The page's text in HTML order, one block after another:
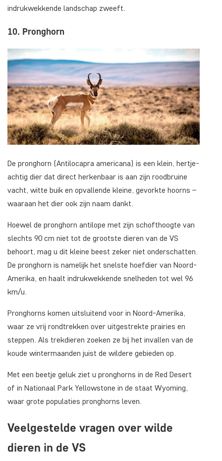
indrukwekkende landschap zweeft.
10. Pronghorn
De pronghorn (Antilocapra americana) is een klein, hertje-
achtig dier dat direct herkenbaar is aan zijn roodbruine
vacht, witte buik en opvallende kleine, gevorkte hoorns –
waaraan het dier ook zijn naam dankt.
Hoewel de pronghorn antilope met zijn schofthoogte van
slechts 90 cm niet tot de grootste dieren van de VS
behoort, mag u dit kleine beest zeker niet onderschatten.
De pronghorn is namelijk het snelste hoefdier van Noord-
Amerika, en haalt indrukwekkende snelheden tot wel 96
km/u.
Pronghorns komen uitsluitend voor in Noord-Amerika,
waar ze vrij rondtrekken over uitgestrekte prairies en
steppen. Als trekdieren zoeken ze bij het invallen van de
koude wintermaanden juist de wildere gebieden op.
Met een beetje geluk ziet u pronghorns in de Red Desert
of in Nationaal Park Yellowstone in de staat Wyoming,
waar grote populaties pronghorns leven.
Veelgestelde vragen over wilde
dieren in de VS